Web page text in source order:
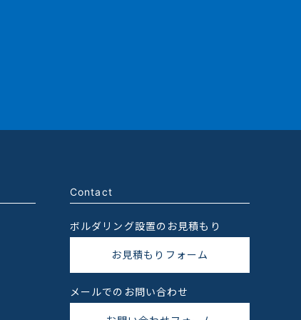
Contact
ボルダリング設置のお見積もり
お見積もりフォーム
メールでのお問い合わせ